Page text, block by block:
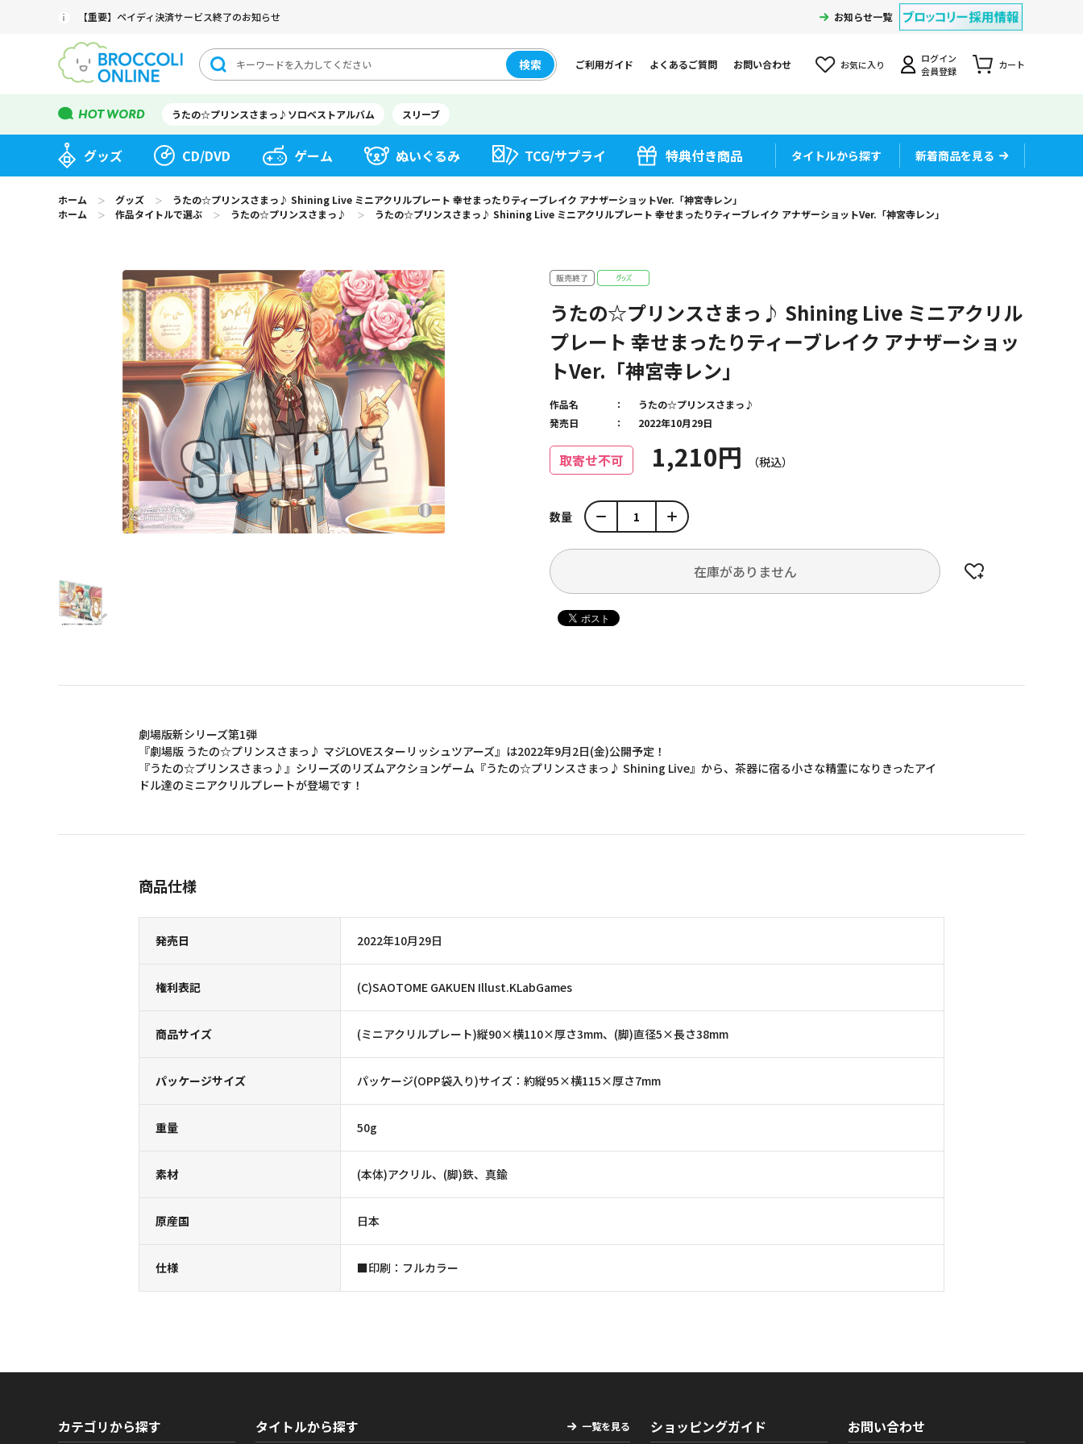
【重要】ペイディ決済サービス終了のお知らせ お知らせ一覧
検索 ご利用ガイド よくあるご質問 お問い合わせ お気に入り
ログイン
会員登録
カート
うたの☆プリンスさまっ♪ソロベストアルバム スリーブ
グッズ CD/DVD ゲーム ぬいぐるみ TCG/サプライ 特典付き商品 タイトルから探す 新着商品を見る
ホーム ＞ グッズ ＞
うたの☆プリンスさまっ♪ Shining Live ミニアクリルプレート 幸せまったりティーブレイク アナザーショットVer.「神宮寺レン」
ホーム
＞ 作品タイトルで選ぶ ＞ うたの☆プリンスさまっ♪ ＞ うたの☆プリンスさまっ♪ Shining Live ミニアクリルプレート 幸せまったりティーブレイク アナザーショットVer.「神宮寺レン」
うたの☆プリンスさまっ♪ Shining Live ミニアクリル
プレート 幸せまったりティーブレイク アナザーショッ
トVer.「神宮寺レン」
取寄せ不可 1,210円
作品名
うたの☆プリンスさまっ♪
発売日
2022年10月29日
数量
在庫がありません
劇場版新シリーズ第1弾
『劇場版 うたの☆プリンスさまっ♪ マジLOVEスターリッシュツアーズ』は2022年9月2日(金)公開予定！
『うたの☆プリンスさまっ♪』シリーズのリズムアクションゲーム『うたの☆プリンスさまっ♪ Shining Live』から、茶器に宿る小さな精霊になりきったアイ
ドル達のミニアクリルプレートが登場です！
商品仕様
発売日 2022年10月29日
権利表記 (C)SAOTOME GAKUEN Illust.KLabGames
商品サイズ (ミニアクリルプレート)縦90×横110×厚さ3mm、(脚)直径5×長さ38mm
パッケージサイズ パッケージ(OPP袋入り)サイズ：約縦95×横115×厚さ7mm
重量 50g
素材 (本体)アクリル、(脚)鉄、真鍮
原産国 日本
仕様 ■印刷：フルカラー
カテゴリから探す タイトルから探す 一覧を見る ショッピングガイド お問い合わせ